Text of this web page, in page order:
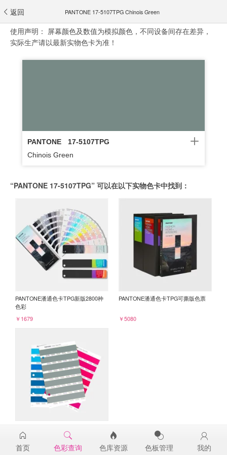
返回 PANTONE 17-5107TPG Chinois Green
使用声明： 屏幕颜色及数值为模拟颜色，不同设备间存在差异，
实际生产请以最新实物色卡为准！
PANTONE
17-5107TPG
Chinois Green
“PANTONE 17-5107TPG” 可以在以下实物色卡中找到：
PANTONE潘通色卡TPG新版2800种
色彩
￥1679
PANTONE潘通色卡TPG可撕版色票
￥5080
17-5107TPG
￥98
首页 色彩查询 色库资源 色板管理 我的